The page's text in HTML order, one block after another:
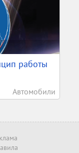
работы
Автомобили